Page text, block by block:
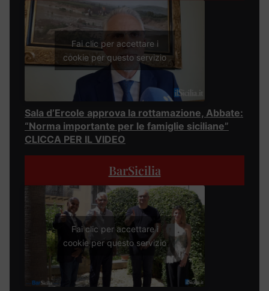
Fai clic per accettare i
cookie per questo servizio
Sala d’Ercole approva la rottamazione, Abbate:
“Norma importante per le famiglie siciliane”
CLICCA PER IL VIDEO
BarSicilia
Fai clic per accettare i
cookie per questo servizio